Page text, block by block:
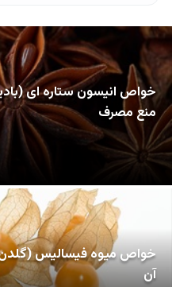
خواص انیسون ستاره ای
منع مصرف
خواص میوه فیسالیس
آن